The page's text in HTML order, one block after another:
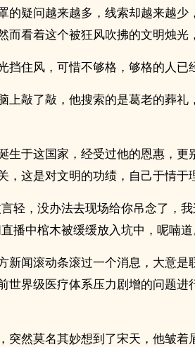
的疑问越来越多，线索却越来越少
而看着这个被狂风吹拂的文明烛光
挡住风，可惜不够格，够格的人已
上敲了敲，他搜索的是葛老的葬礼
生于这国家，经受过他的恩惠，更
，这是对文明的功绩，自己于情于
轻，没办法去现场给你吊念了，
播中棺木被缓缓放入坑中，呢喃道
新闻滚动条滚过一个消息，大意
世界级医疗体系压力剧增的问题进
突然莫名其妙想到了宋天，他皱着